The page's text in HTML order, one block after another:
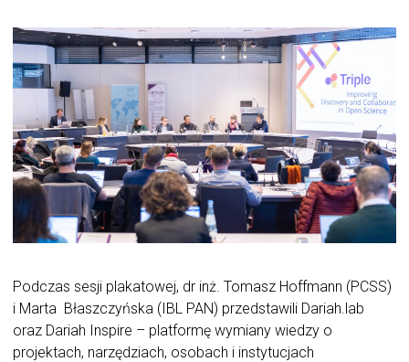
Podczas sesji plakatowej, dr inż. Tomasz Hoffmann (PCSS)
i Marta Błaszczyńska (IBL PAN) przedstawili Dariah.lab
oraz Dariah Inspire – platformę wymiany wiedzy o
projektach, narzędziach, osobach i instytucjach